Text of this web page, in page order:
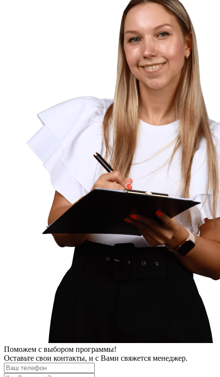
Поможем с выбором программы!
Оставьте свои контакты, и с Вами свяжется менеджер.